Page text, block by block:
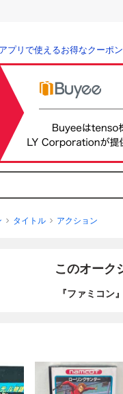
プリで使えるお得なクーポン
タイトル アクション
このオーク
『ファミコ